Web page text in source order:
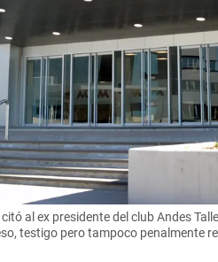
al ex presidente del club Andes
testigo pero tampoco penalmente